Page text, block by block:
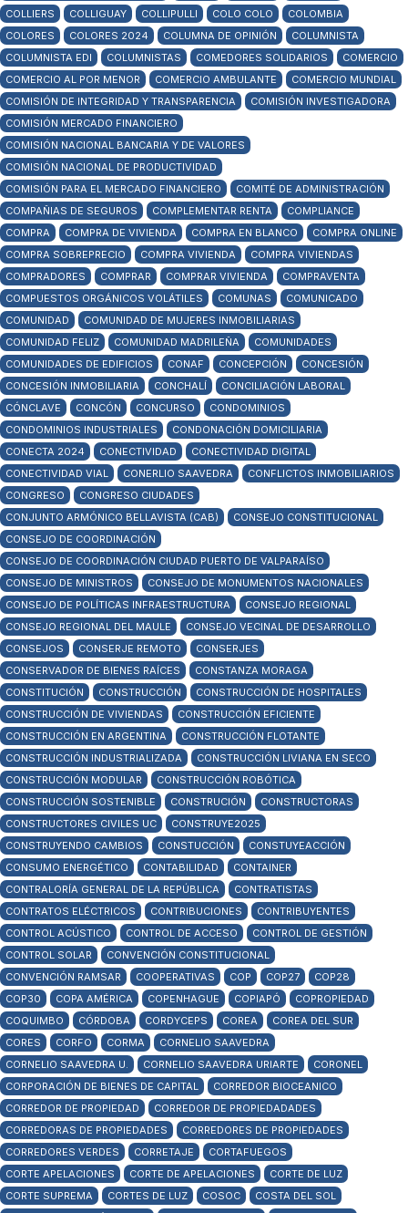
COLLIERS
COLLIGUAY COLLIPULLI COLO COLO
COLOMBIA
COLORES
COLORES 2024 COLUMNA DE OPINIÓN
COLUMNISTA
COLUMNISTA EDI
COLUMNISTAS COMEDORES SOLIDARIOS
COMERCIO
COMERCIO AL POR MENOR
COMERCIO AMBULANTE
COMERCIO MUNDIAL
COMISIÓN DE INTEGRIDAD Y TRANSPARENCIA
COMISIÓN INVESTIGADORA
COMISIÓN MERCADO FINANCIERO
COMISIÓN NACIONAL BANCARIA Y DE VALORES
COMISIÓN NACIONAL DE PRODUCTIVIDAD
COMISIÓN PARA EL MERCADO FINANCIERO
COMITÉ DE ADMINISTRACIÓN
COMPAÑIAS DE SEGUROS
COMPLEMENTAR RENTA
COMPLIANCE
COMPRA
COMPRA DE VIVIENDA COMPRA EN BLANCO
COMPRA ONLINE
COMPRA SOBREPRECIO
COMPRA VIVIENDA
COMPRA VIVIENDAS
COMPRADORES
COMPRAR COMPRAR VIVIENDA
COMPRAVENTA
COMPUESTOS ORGÁNICOS VOLÁTILES
COMUNAS
COMUNICADO
COMUNIDAD
COMUNIDAD DE MUJERES INMOBILIARIAS
COMUNIDAD FELIZ
COMUNIDAD MADRILEÑA
COMUNIDADES
COMUNIDADES DE EDIFICIOS
CONAF CONCEPCIÓN
CONCESIÓN
CONCESIÓN INMOBILIARIA
CONCHALÍ
CONCILIACIÓN LABORAL
CÓNCLAVE
CONCÓN CONCURSO
CONDOMINIOS
CONDOMINIOS INDUSTRIALES
CONDONACIÓN DOMICILIARIA
CONECTA 2024
CONECTIVIDAD
CONECTIVIDAD DIGITAL
CONECTIVIDAD VIAL
CONERLIO SAAVEDRA
CONFLICTOS INMOBILIARIOS
CONGRESO
CONGRESO CIUDADES
CONJUNTO ARMÓNICO BELLAVISTA (CAB)
CONSEJO CONSTITUCIONAL
CONSEJO DE COORDINACIÓN
CONSEJO DE COORDINACIÓN CIUDAD PUERTO DE VALPARAÍSO
CONSEJO DE MINISTROS
CONSEJO DE MONUMENTOS NACIONALES
CONSEJO DE POLÍTICAS INFRAESTRUCTURA
CONSEJO REGIONAL
CONSEJO REGIONAL DEL MAULE
CONSEJO VECINAL DE DESARROLLO
CONSEJOS
CONSERJE REMOTO
CONSERJES
CONSERVADOR DE BIENES RAÍCES
CONSTANZA MORAGA
CONSTITUCIÓN
CONSTRUCCIÓN
CONSTRUCCIÓN DE HOSPITALES
CONSTRUCCIÓN DE VIVIENDAS
CONSTRUCCIÓN EFICIENTE
CONSTRUCCIÓN EN ARGENTINA
CONSTRUCCIÓN FLOTANTE
CONSTRUCCIÓN INDUSTRIALIZADA
CONSTRUCCIÓN LIVIANA EN SECO
CONSTRUCCIÓN MODULAR
CONSTRUCCIÓN ROBÓTICA
CONSTRUCCIÓN SOSTENIBLE
CONSTRUCIÓN
CONSTRUCTORAS
CONSTRUCTORES CIVILES UC
CONSTRUYE2025
CONSTRUYENDO CAMBIOS
CONSTUCCIÓN
CONSTUYEACCIÓN
CONSUMO ENERGÉTICO
CONTABILIDAD
CONTAINER
CONTRALORÍA GENERAL DE LA REPÚBLICA
CONTRATISTAS
CONTRATOS ELÉCTRICOS
CONTRIBUCIONES
CONTRIBUYENTES
CONTROL ACÚSTICO
CONTROL DE ACCESO
CONTROL DE GESTIÓN
CONTROL SOLAR
CONVENCIÓN CONSTITUCIONAL
CONVENCIÓN RAMSAR
COOPERATIVAS COP COP27
COP28
COP30
COPA AMÉRICA COPENHAGUE COPIAPÓ
COPROPIEDAD
COQUIMBO
CÓRDOBA CORDYCEPS COREA
COREA DEL SUR
CORES
CORFO CORMA
CORNELIO SAAVEDRA
CORNELIO SAAVEDRA U.
CORNELIO SAAVEDRA URIARTE
CORONEL
CORPORACIÓN DE BIENES DE CAPITAL
CORREDOR BIOCEANICO
CORREDOR DE PROPIEDAD
CORREDOR DE PROPIEDADADES
CORREDORAS DE PROPIEDADES
CORREDORES DE PROPIEDADES
CORREDORES VERDES
CORRETAJE
CORTAFUEGOS
CORTE APELACIONES
CORTE DE APELACIONES
CORTE DE LUZ
CORTE SUPREMA
CORTES DE LUZ COSOC
COSTA DEL SOL